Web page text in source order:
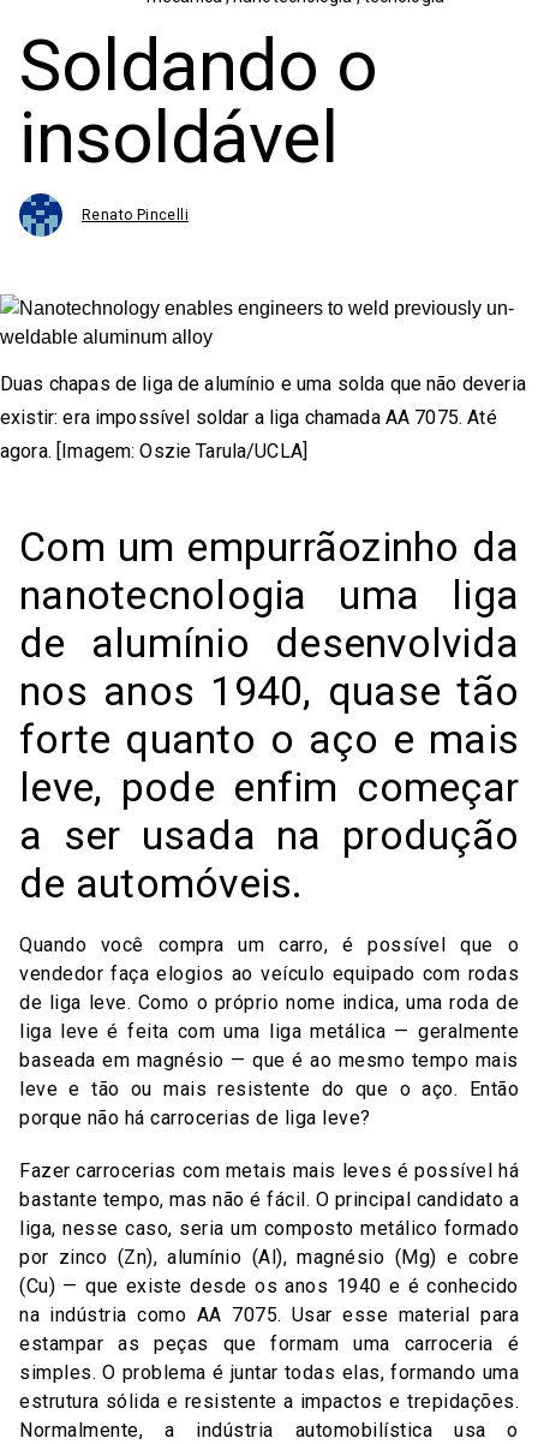
Soldando o
insoldável
Renato Pincelli
Duas chapas de liga de alumínio e uma solda que não deveria
existir: era impossível soldar a liga chamada AA 7075. Até
agora. [Imagem: Oszie Tarula/UCLA]
Com um empurrãozinho da
nanotecnologia uma liga
de alumínio desenvolvida
nos anos 1940, quase tão
forte quanto o aço e mais
leve, pode enfim começar
a ser usada na produção
de automóveis.
Quando você compra um carro, é possível que o
vendedor faça elogios ao veículo equipado com rodas
de liga leve. Como o próprio nome indica, uma roda de
liga leve é feita com uma liga metálica — geralmente
baseada em magnésio — que é ao mesmo tempo mais
leve e tão ou mais resistente do que o aço. Então
porque não há carrocerias de liga leve?
Fazer carrocerias com metais mais leves é possível há
bastante tempo, mas não é fácil. O principal candidato a
liga, nesse caso, seria um composto metálico formado
por zinco (Zn), alumínio (Al), magnésio (Mg) e cobre
(Cu) — que existe desde os anos 1940 e é conhecido
na indústria como AA 7075. Usar esse material para
estampar as peças que formam uma carroceria é
simples. O problema é juntar todas elas, formando uma
estrutura sólida e resistente a impactos e trepidações.
Normalmente, a indústria automobilística usa o